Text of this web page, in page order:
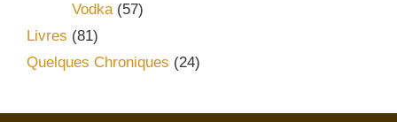
Vodka(57)
Livres (81)
Quelques Chroniques (24)